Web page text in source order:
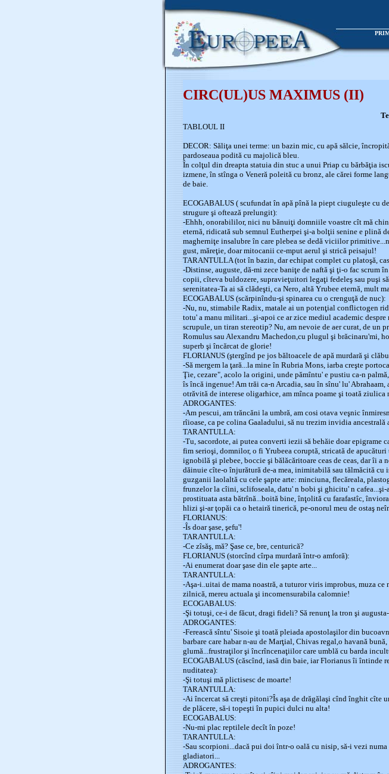
CIRC(UL)US MAXIMUS (II)
TABLOUL II
DECOR: Săliţa unei terme: un bazin mic, cu apă sălcie,
pardoseaua podită cu majolică bleu.
În colţul din dreapta statuia din stuc a unui Priap cu bărbăţia
izmene, în stînga o Veneră poleită cu bronz, ale cărei forme
de baie.
ECOGABALUS ( scufundat în apă pînă la piept ciuguleşte cu
strugure şi oftează prelungit):
-Ehhh, onorabililor, nici nu bănuiţi domniile voastre cît mă
eternă, ridicată sub semnul Eutherpei şi-a bolţii senine e plină
magherniţe insalubre în care plebea se dedă viciilor
gust, măreţie, doar mitocanii ce-mput aerul şi strică peisajul!
TARANTULLA (tot în bazin, dar echipat complet cu platoşă,
-Distinse, auguste, dă-mi zece baniţe de naftă şi ţi-o fac scrum
copii, cîteva buldozere, supravieţuitori legaţi fedeleş sau puşi
serenitatea-Ta ai să clădeşti, ca Nero, altă Yrubee eternă, mult
ECOGABALUS (scărpinîndu-şi spinarea cu o crenguţă de nuc):
-Nu, nu, stimabile Radix, matale ai un potenţial conflictogen
totu' a manu militari...şi-apoi ce ar zice mediul academic despre
scrupule, un tiran stereotip? Nu, am nevoie de aer curat, de un
Romulus sau Alexandru Machedon,cu plugul şi brăcinaru'mi,
superb şi încărcat de glorie!
FLORIANUS (ştergînd pe jos băltoacele de apă murdară şi
-Să mergem la ţară...la mine în Rubria Mons, iarba creşte
Ţie, cezare", acolo la origini, unde pămîntu' e pustiu ca-n
îs încă ingenue! Am trăi ca-n Arcadia, sau în sînu' lu' Abrahaam,
otrăvită de interese oligarhice, am mînca poame şi toată ziulica
ADROGANTES:
-Am pescui, am trăncăni la umbră, am cosi otava veşnic
rîioase, ca pe colina Gaaladului, să nu trezim invidia ancestrală
TARANTULLA:
-Tu, sacordote, ai putea converti iezii să behăie doar epigrame
fim serioşi, domnilor, o fi Yrubeea coruptă, stricată de
ignobilă şi plebee, boccie şi bălăcăritoare ceas de ceas, dar îi a
dăinuie cîte-o înjurătură de-a mea, inimitabilă sau tălmăcită cu
guzganii laolaltă cu cele şapte arte: minciuna, flecăreala,
frunzelor la cîini, sclifoseala, datu' n bobi şi ghicitu' n
prostituata asta bătrînă...boită bine, înţolită cu farafastîc,
hlizi şi-ar ţopăi ca o hetairă tinerică, pe-onorul meu de ostaş
FLORIANUS:
-Îs doar şase, şefu'!
TARANTULLA:
-Ce zîsăş, mă? Şase ce, bre, centurică?
FLORIANUS (storcînd cîrpa murdară într-o amforă):
-Ai enumerat doar şase din ele şapte arte...
TARANTULLA:
-Aşa-i..uitai de mama noastră, a tuturor viris improbus, muza ce
zilnică, mereu actuala şi incomensurabila calomnie!
ECOGABALUS:
-Şi totuşi, ce-i de făcut, dragi fideli? Să renunţ la tron şi
ADROGANTES:
-Ferească sîntu' Sisoie şi toată pleiada apostolaşilor din
barbare care habar n-au de Marţial, Chivas regal,o havană bună,
glumă...frustraţilor şi încrîncenaţiilor care umblă cu barda
ECOGABALUS (căscînd, iasă din baie, iar Florianus îi întinde
nuditatea):
-Şi totuşi mă plictisesc de moarte!
TARANTULLA:
-Ai încercat să creşti pitoni?Îs aşa de drăgălaşi cînd înghit cîte
de plăcere, să-i topeşti în pupici dulci nu alta!
ECOGABALUS:
-Nu-mi plac reptilele decît în poze!
TARANTULLA:
-Sau scorpioni...dacă pui doi într-o oală cu nisip, să-i vezi
gladiatori...
ADROGANTES: